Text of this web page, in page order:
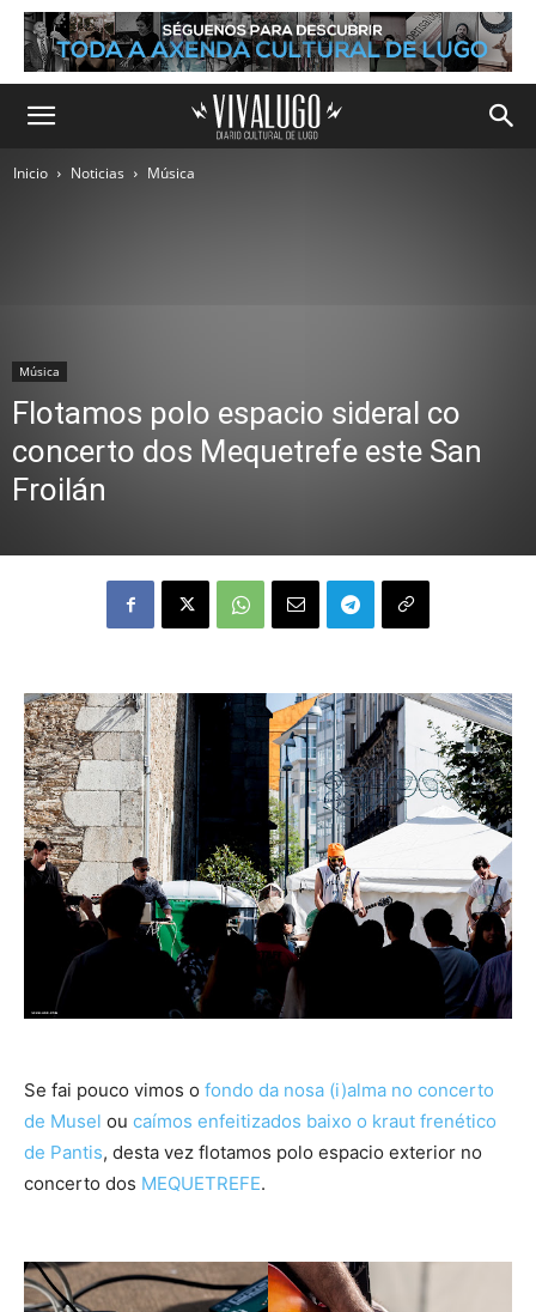
Inicio Noticias Música
Música
Flotamos polo espacio sideral co
concerto dos Mequetrefe este San
Froilán
Se fai pouco vimos o fondo da nosa (i)alma no concerto
de Musel ou caímos enfeitizados baixo o kraut frenético
de Pantis, desta vez flotamos polo espacio exterior no
concerto dos MEQUETREFE.